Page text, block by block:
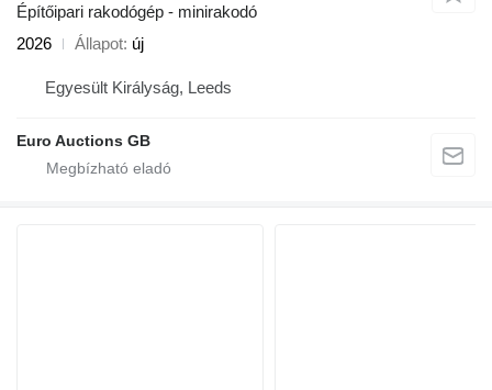
Építőipari rakodógép - minirakodó
2026
Állapot új
Egyesült Királyság, Leeds
Euro Auctions GB